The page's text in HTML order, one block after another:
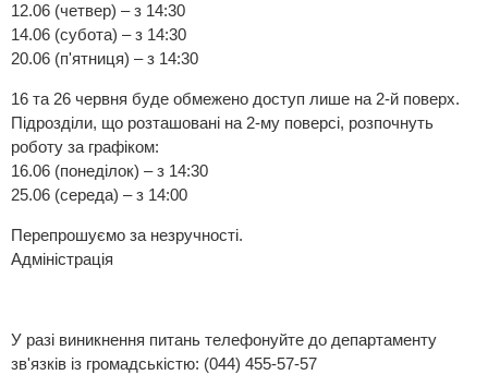
12.06 (четвер) – з 14:30
14.06 (субота) – з 14:30
20.06 (п'ятниця) – з 14:30
16 та 26 червня буде обмежено доступ лише на 2-й поверх.
Підрозділи, що розташовані на 2-му поверсі, розпочнуть
роботу за графіком:
16.06 (понеділок) – з 14:30
25.06 (середа) – з 14:00
Перепрошуємо за незручності.
Адміністрація
У разі виникнення питань телефонуйте до департаменту
зв'язків із громадськістю: (044) 455-57-57